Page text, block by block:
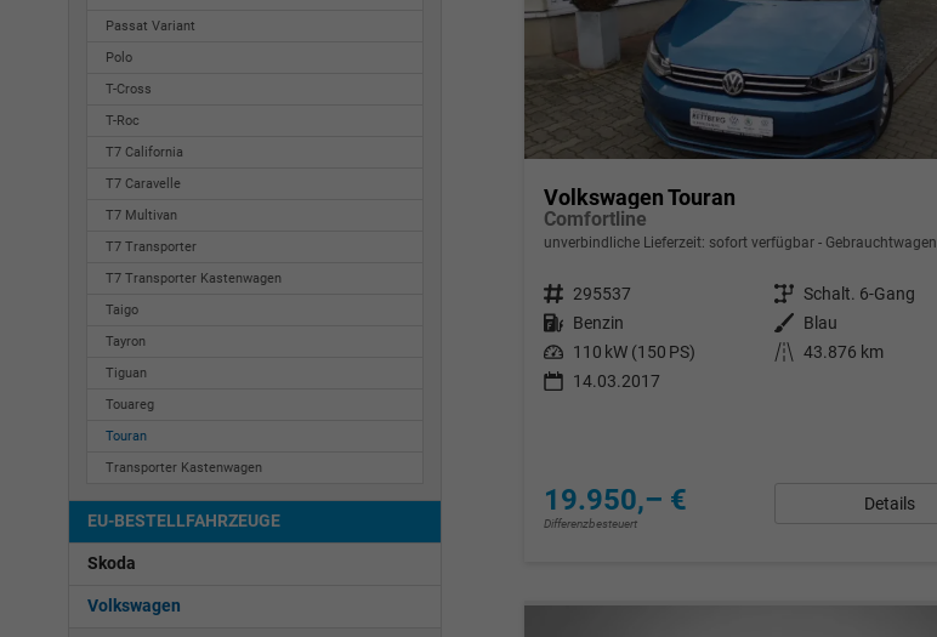
Volkswagen Touran
Comfortline
unverbindliche Lieferzeit: sofort verfügbar Gebrauchtwagen
Fahrzeugnr. 295537 Getriebe Schalt. 6-Gang
Kraftstoff Benzin Außenfarbe
Blau
Leistung 110 kW (150 PS) Kilometerstand 43.876 km
14.03.2017
19.950,– €
Differenzbesteuert
Details
Passat Variant
Polo
T-Cross
T-Roc
T7 California
T7 Caravelle
T7 Multivan
T7 Transporter
T7 Transporter Kastenwagen
Taigo
Tayron
Tiguan
Touareg
Touran
Transporter Kastenwagen
EU-BESTELLFAHRZEUGE
Skoda
Volkswagen